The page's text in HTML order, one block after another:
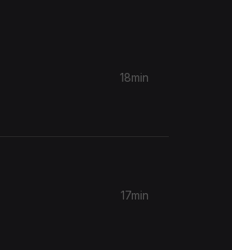
18min
17min